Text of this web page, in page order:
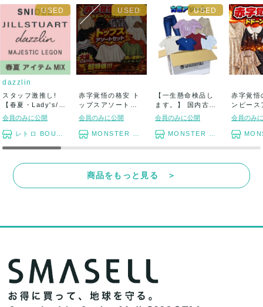
dazzlin
スタッフ激推し!
【春夏・Lady's/
1...
会員のみに公開
レトロ BOUTIQUE
赤字覚悟の格安 ト
ップスアソートセ
ット まとめ売り
会員のみに公開
MONSTER TYM
【一生懸命検品し
ます。】 国内古着
アソートセット ...
会員のみに公開
MONSTER TYM
赤字覚悟
ンピース
セット
会員のみ
商品をもっと見る ＞